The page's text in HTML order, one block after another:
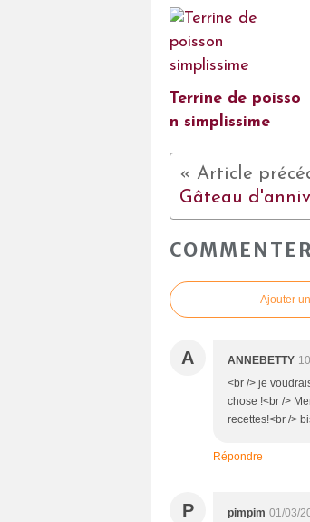
Terrine de poisso
n simplissime
Ajouter
A ANNEBETTY
<br /> je
chose !<br />
recettes!<br />
Répondre
P pimpim 01/03/